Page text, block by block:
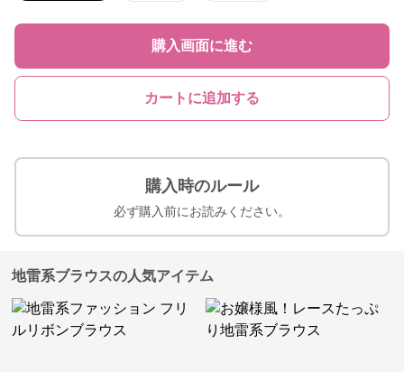
購入画面に進む
カートに追加する
購入時のルール
必ず購入前にお読みください。
地雷系ブラウスの人気アイテム